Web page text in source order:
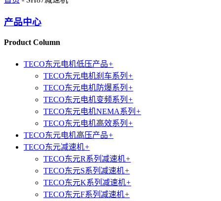
产品中心
Product Column
TECO东元电机低压产品+
TECO东元电机刹车系列 +
TECO东元电机防爆系列 +
TECO东元电机变频系列 +
TECO东元电机NEMA系列 +
TECO东元电机高效系列 +
TECO东元电机高压产品+
TECO东元减速机+
TECO东元R系列减速机+
TECO东元S系列减速机+
TECO东元K系列减速机+
TECO东元F系列减速机+